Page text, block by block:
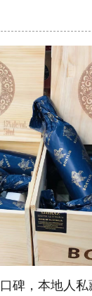
酒市场的需求一